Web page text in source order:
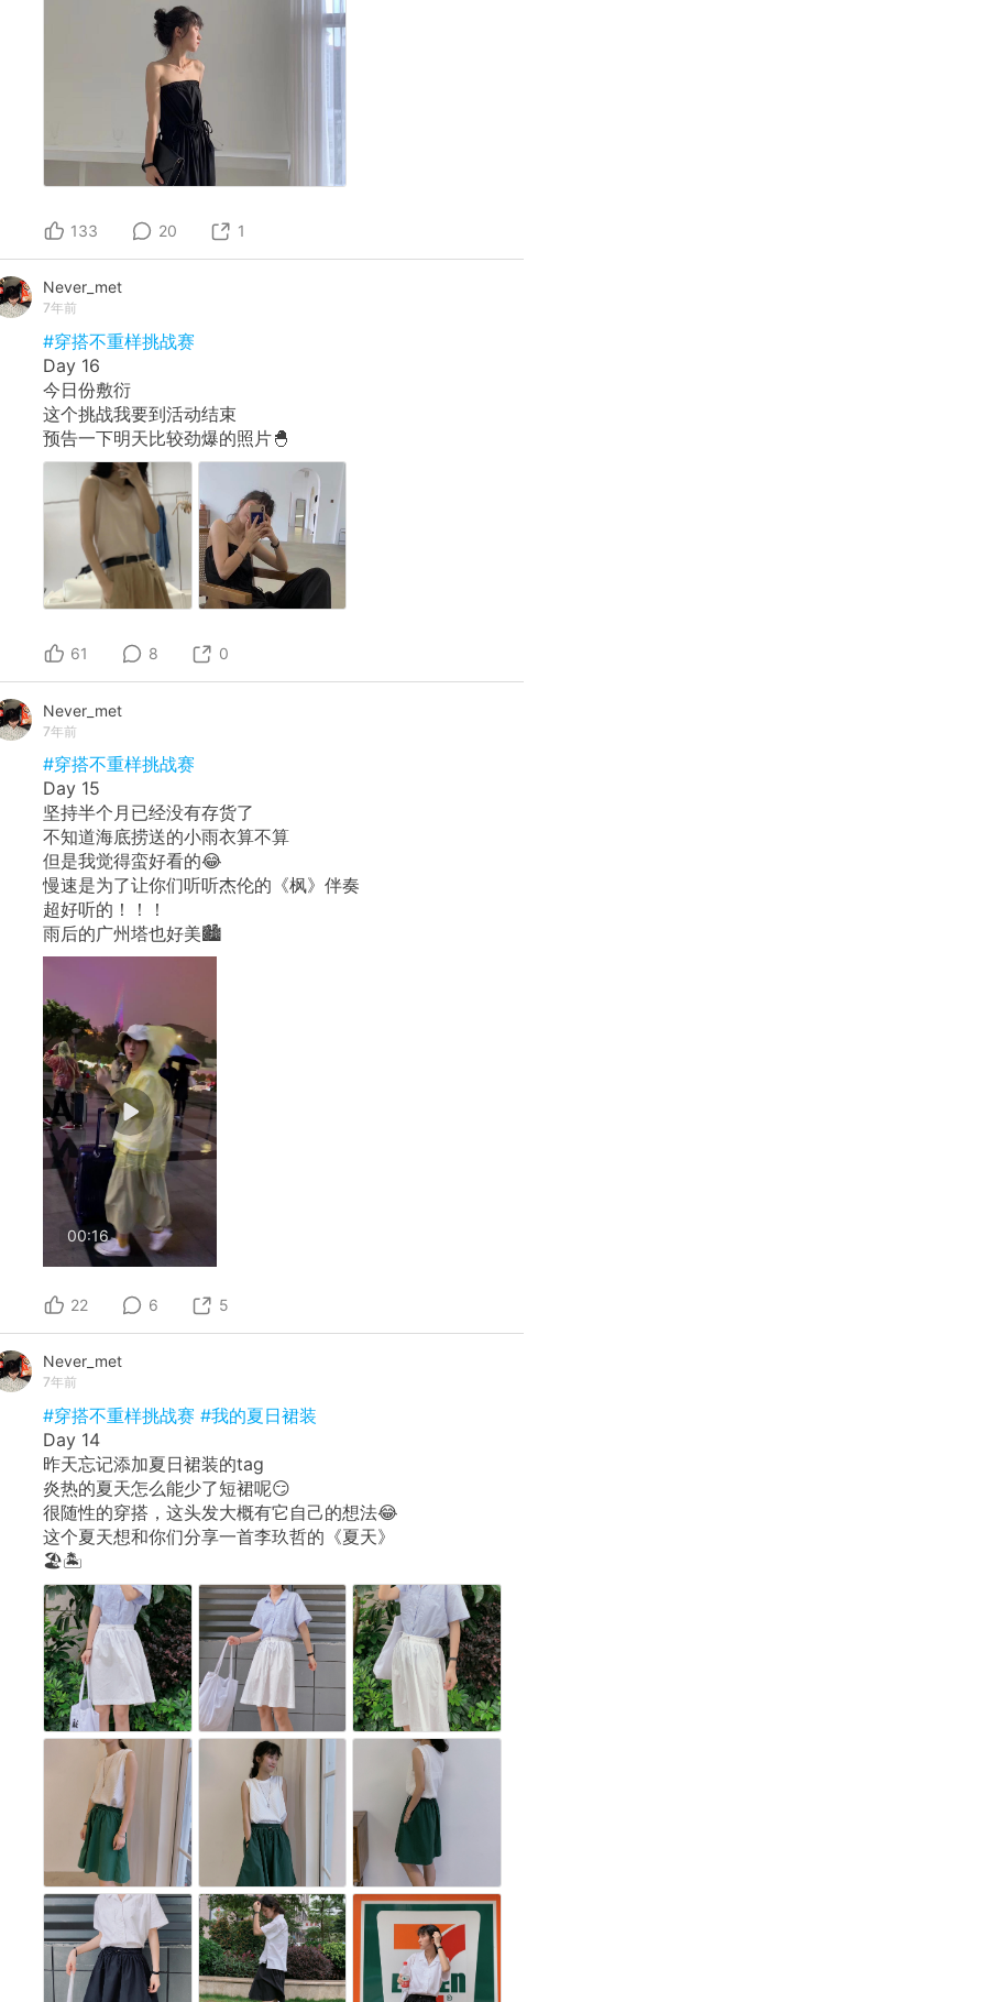
133 20 1
Never_met
7年前
#穿搭不重样挑战赛
Day 16
今日份敷衍
这个挑战我要到活动结束
预告一下明天比较劲爆的照片🐣
61 8 0
Never_met
7年前
#穿搭不重样挑战赛
Day 15
坚持半个月已经没有存货了
不知道海底捞送的小雨衣算不算
但是我觉得蛮好看的😂
慢速是为了让你们听听杰伦的《枫》伴奏
超好听的！！！
雨后的广州塔也好美🏙
00:16
22 6 5
Never_met
7年前
#穿搭不重样挑战赛 #我的夏日裙装
Day 14
昨天忘记添加夏日裙装的tag
炎热的夏天怎么能少了短裙呢😏
很随性的穿搭，这头发大概有它自己的想法😂
这个夏天想和你们分享一首李玖哲的《夏天》
🏖🏝